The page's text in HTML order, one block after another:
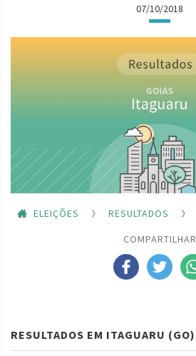
07/10/2018
ELEIÇÕES RESULTADOS
COMPARTILHAR
RESULTADOS EM ITAGUARU (GO)